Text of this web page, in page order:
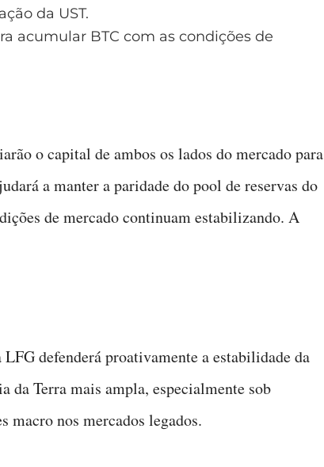
da UST.
acumular BTC com as condições de
o capital de ambos os lados do mercado para
a manter a paridade do pool de reservas do
de mercado continuam estabilizando. A
defenderá proativamente a estabilidade da
da Terra mais ampla, especialmente sob
macro nos mercados legados.